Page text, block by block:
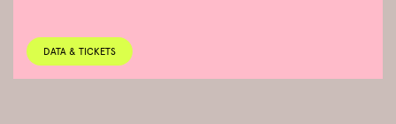
DATA & TICKETS